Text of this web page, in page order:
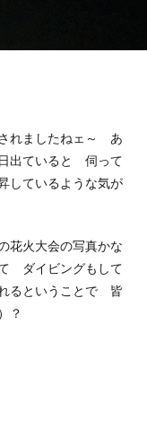
れましたねェ～ あ
出ていると 伺って
しているような気が
花火大会の写真かな
ダイビングもして
るということで 皆
？